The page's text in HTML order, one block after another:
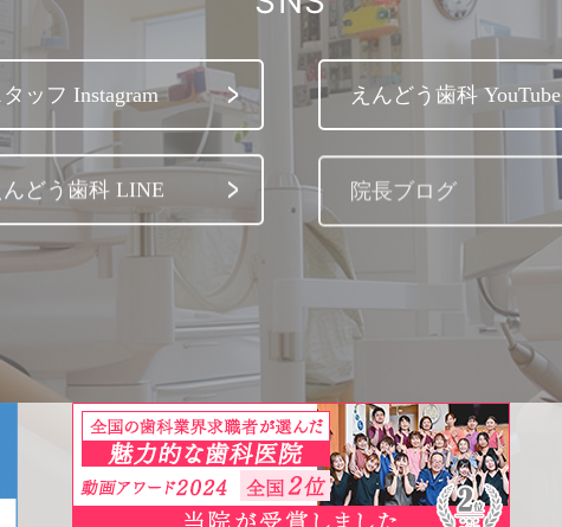
タッフ Instagram えんどう歯科 YouTube
んどう歯科 LINE 院長ブログ